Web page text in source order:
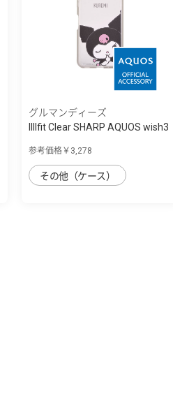
グルマンディーズ
IIIIfit Clear SHARP AQUOS wish3
参考価格￥3,278
その他（ケース）